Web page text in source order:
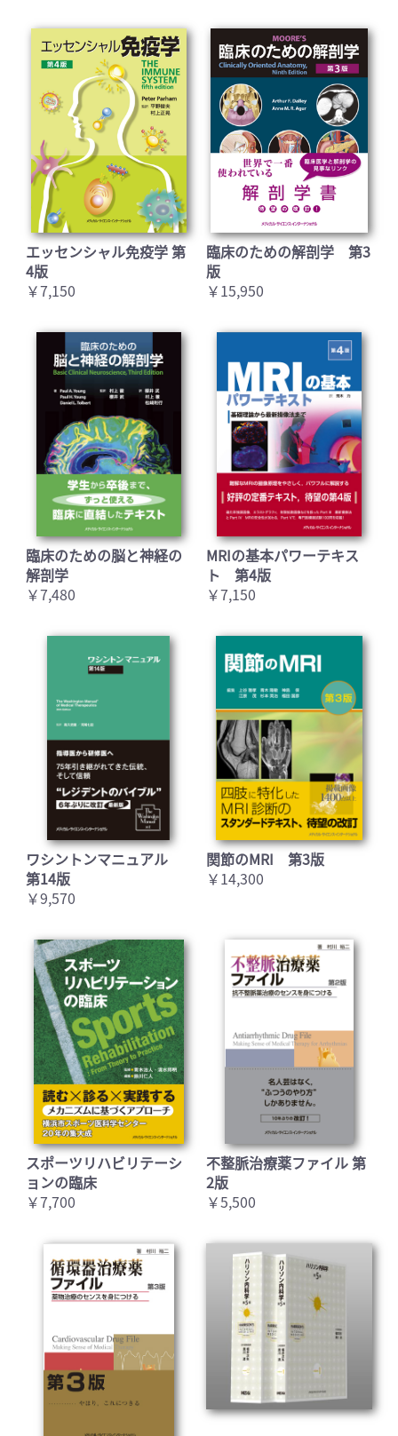
お買い物を続ける カートへ進む
エッセンシャル免疫学 第
4版
￥7,150
臨床のための解剖学 第3
版
￥15,950
臨床のための脳と神経の
解剖学
￥7,480
MRIの基本パワーテキス
ト 第4版
￥7,150
ワシントンマニュアル
第14版
￥9,570
関節のMRI 第3版
￥14,300
スポーツリハビリテーシ
ョンの臨床
￥7,700
不整脈治療薬ファイル 第
2版
￥5,500